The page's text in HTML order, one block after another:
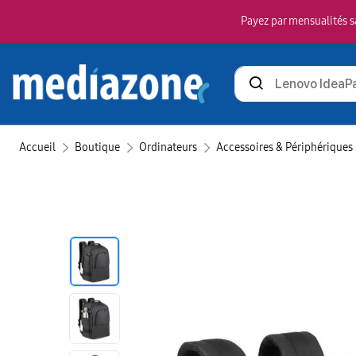
Payez par
Rechercher
des
Accueil Boutique Ordinateurs Accessoires & Périphériques